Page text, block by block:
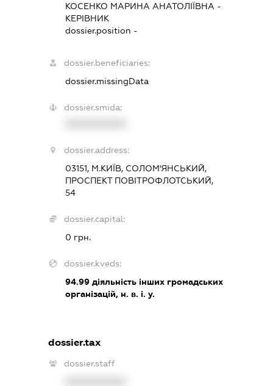
КОСЕНКО МАРИНА АНАТОЛІЇВНА -
КЕРІВНИК
dossier.position -
dossier.beneficiaries:
dossier.missingData
dossier.smida:
dossier.address:
03151, М.КИЇВ, СОЛОМ'ЯНСЬКИЙ,
ПРОСПЕКТ ПОВІТРОФЛОТСЬКИЙ,
54
dossier.capital:
0 грн.
dossier.kveds:
94.99 діяльність інших громадських
організацій, н. в. і. у.
dossier.tax
dossier.staff